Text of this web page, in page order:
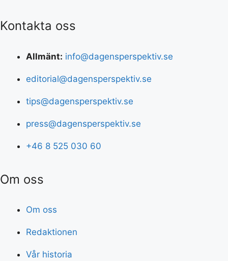
Kontakta oss
Allmänt: info@dagensperspektiv.se
editorial@dagensperspektiv.se
tips@dagensperspektiv.se
press@dagensperspektiv.se
+46 8 525 030 60
Om oss
Om oss
Redaktionen
Vår historia